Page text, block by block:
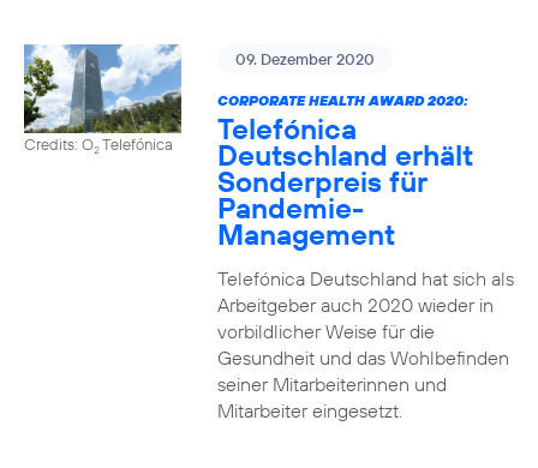
Credits: O2Telefónica
09. Dezember 2020
CORPORATE HEALTH AWARD 2020:
Telefónica
Deutschland erhält
Sonderpreis für
Pandemie-
Management
Telefónica Deutschland hat sich als
Arbeitgeber auch 2020 wieder in
vorbildlicher Weise für die
Gesundheit und das Wohlbefinden
seiner Mitarbeiterinnen und
Mitarbeiter eingesetzt.